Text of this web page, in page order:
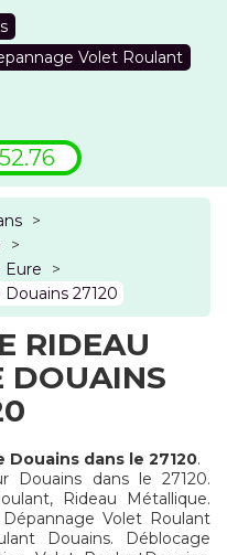
Volet Roulant
>
>
Eure
>
27120
RIDEAU
DOUAINS
dans le 27120.
Douains dans le 27120.
Rideau Métallique.
Volet Roulant
Douains. Déblocage